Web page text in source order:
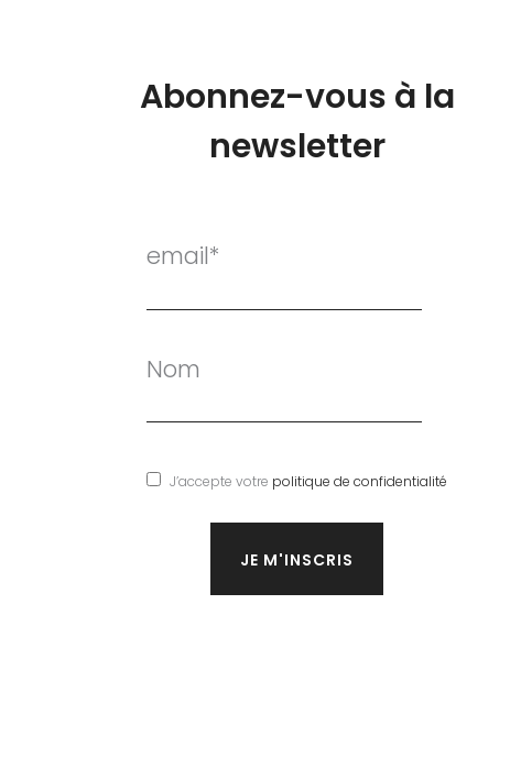
Abonnez-vous à la
newsletter
email*
Nom
J’accepte votre politique de confidentialité